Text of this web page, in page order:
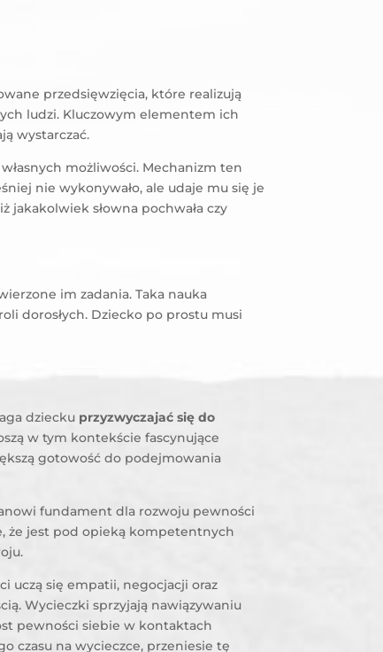
przedsięwzięcia, które realizują
ludzi. Kluczowym elementem ich
wystarczać.
możliwości. Mechanizm ten
nie wykonywało, ale udaje mu się je
jakakolwiek słowna pochwała czy
im zadania. Taka nauka
dorosłych. Dziecko po prostu musi
dziecku przyzwyczajać się do
w tym kontekście fascynujące
gotowość do podejmowania
fundament dla rozwoju pewności
że jest pod opieką kompetentnych
uczą się empatii, negocjacji oraz
Wycieczki sprzyjają nawiązywaniu
pewności siebie w kontaktach
czasu na wycieczce, przeniesie tę